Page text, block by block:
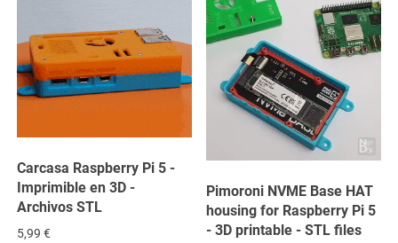
Carcasa Raspberry Pi 5 -
Imprimible en 3D -
Archivos STL
5,99€
Pimoroni NVME Base HAT
housing for Raspberry Pi 5
- 3D printable - STL files